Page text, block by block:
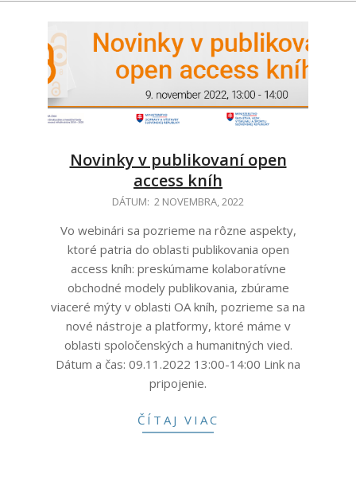
Navigation
Novinky v publikovaní open
access kníh
DÁTUM: 2 NOVEMBRA, 2022
Vo webinári sa pozrieme na rôzne aspekty,
ktoré patria do oblasti publikovania open
access kníh: preskúmame kolaboratívne
obchodné modely publikovania, zbúrame
viaceré mýty v oblasti OA kníh, pozrieme sa na
nové nástroje a platformy, ktoré máme v
oblasti spoločenských a humanitných vied.
Dátum a čas: 09.11.2022 13:00-14:00 Link na
pripojenie.
ČÍTAJ VIAC